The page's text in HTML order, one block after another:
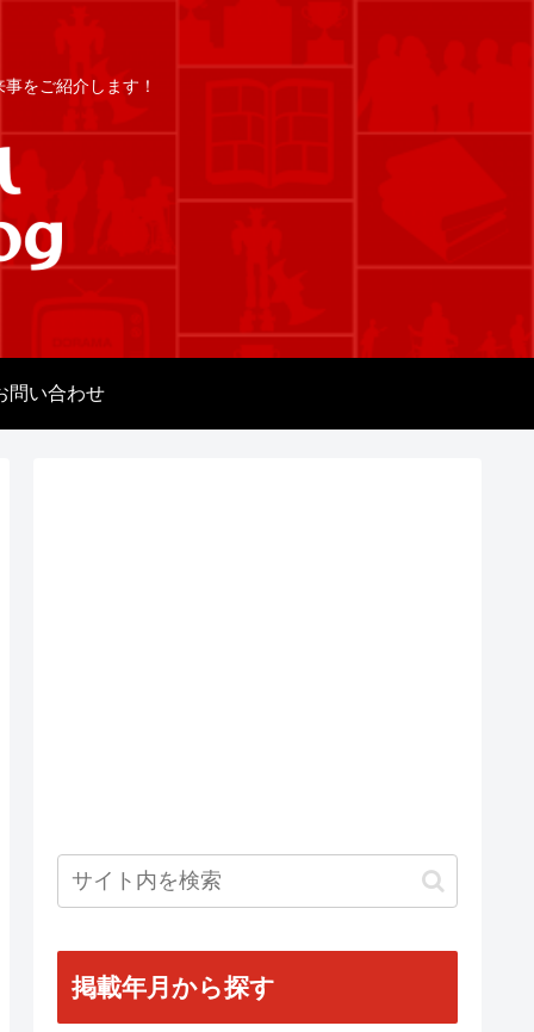
をご紹介します！
問い合わせ
掲載年月から探す